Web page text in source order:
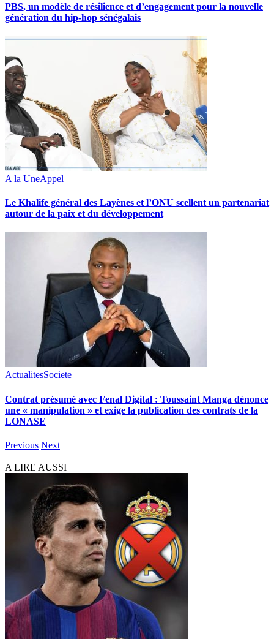
PBS, un modèle de résilience et d’engagement pour la nouvelle
génération du hip-hop sénégalais
A la UneAppel
Le Khalife général des Layènes et l’ONU scellent un partenariat
autour de la paix et du développement
ActualitesSociete
Contrat présumé avec Fenal Digital : Toussaint Manga dénonce
une « manipulation » et exige la publication des contrats de la
LONASE
Previous Next
A LIRE AUSSI